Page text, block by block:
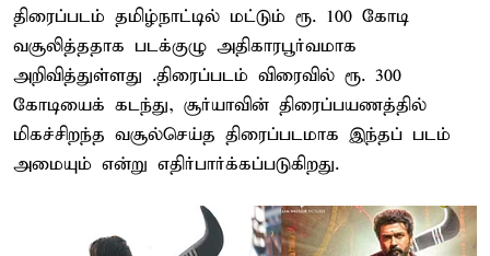
திரைப்படம் தமிழ்நாட்டில் மட்டும் ரூ. 100 கோடி
வசூலித்ததாக படக்குழு அதிகாரபூர்வமாக
அறிவித்துள்ளது .திரைப்படம் விரைவில் ரூ. 300
கோடியைக் கடந்து, சூர்யாவின் திரைப்பயணத்தில்
மிகச்சிறந்த வசூல்செய்த திரைப்படமாக இந்தப் படம்
அமையும் என்று எதிர்பார்க்கப்படுகிறது.